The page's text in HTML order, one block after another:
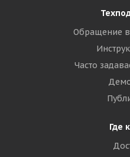
Обращение
Часто
Где